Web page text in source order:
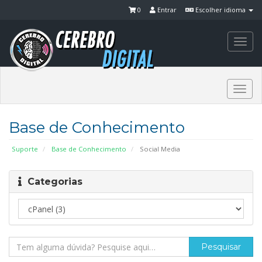
Escolher idioma
Entrar
0
Base de Conhecimento
Suporte Base de Conhecimento Social Media
Categorias